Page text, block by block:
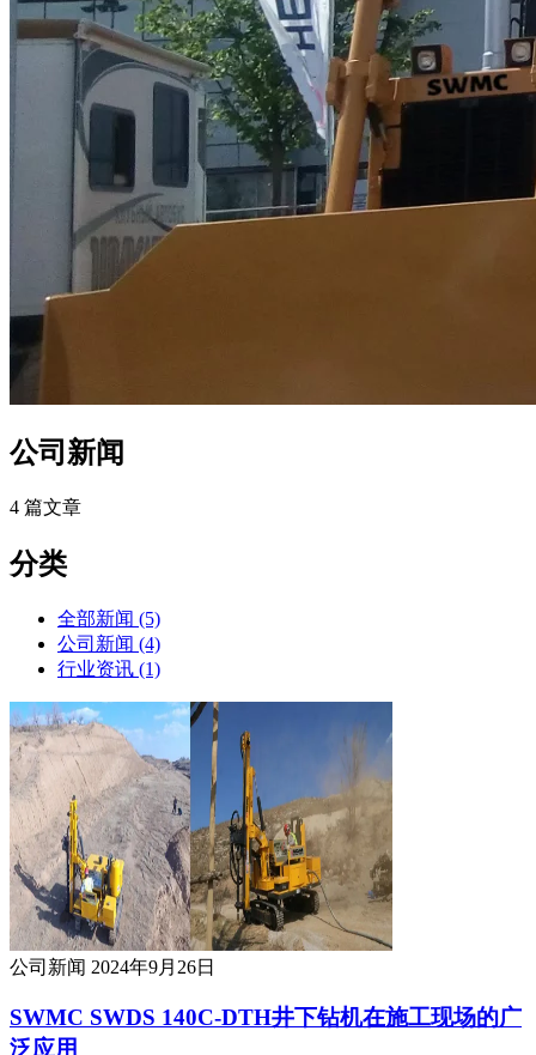
公司新闻
4 篇文章
分类
全部新闻 (5)
公司新闻 (4)
行业资讯 (1)
公司新闻 2024年9月26日
SWMC SWDS 140C-DTH井下钻机在施工现场的广
泛应用